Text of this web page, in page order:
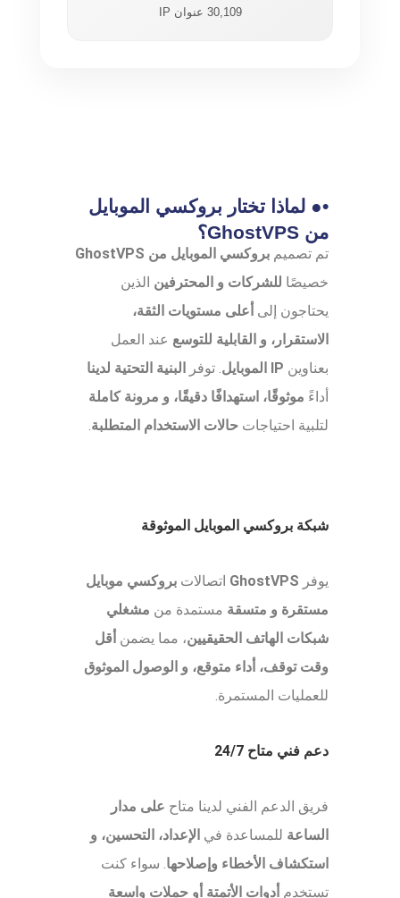
30,109 عنوان IP
•● لماذا تختار بروكسي الموبايل
من GhostVPS؟
تم تصميم بروكسي الموبايل من GhostVPS
خصيصًا للشركات و المحترفين الذين
يحتاجون إلى أعلى مستويات الثقة،
الاستقرار، و القابلية للتوسع عند العمل
بعناوين IP الموبايل . توفر البنية التحتية لدينا
أداءً موثوقًا، استهدافًا دقيقًا، و مرونة كاملة
لتلبية احتياجات حالات الاستخدام المتطلبة
شبكة بروكسي الموبايل الموثوقة
يوفر GhostVPS اتصالات بروكسي موبايل
مستقرة و متسقة مستمدة من مشغلي
شبكات الهاتف الحقيقيين، مما يضمن أقل
وقت توقف، أداء متوقع، و الوصول الموثوق
للعمليات المستمرة.
دعم فني متاح 24/7
فريق الدعم الفني لدينا متاح على مدار
الساعة للمساعدة في الإعداد، التحسين، و
استكشاف الأخطاء وإصلاحها . سواء كنت
تستخدم أدوات الأتمتة أو حملات واسعة